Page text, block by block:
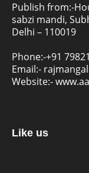
Publish from:-
sabzi mandi,
Delhi – 110019
Phone:-+91
Email:-
Website:-
Like us